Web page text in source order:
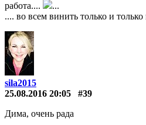
работа....
...
.... во всем винить только и только
sila2015
25.08.2016 20:05
#39
Дима, очень рада